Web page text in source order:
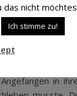
wurde sie erst
mit solch einer
wir auch innerhalb
in
das nicht
Ich stimme zu!